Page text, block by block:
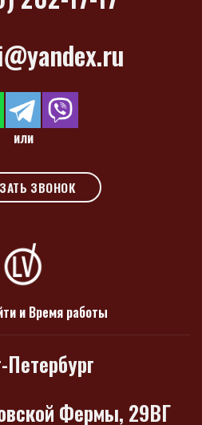
или
ЗВОНОК
и Время работы
Петербург
Фермы, 29ВГ